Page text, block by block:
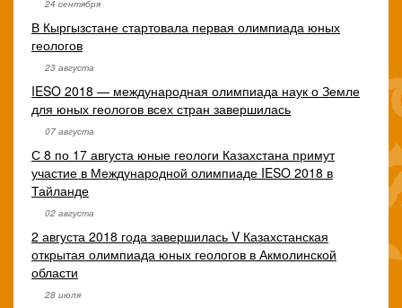
24 сентября
В Кыргызстане стартовала первая олимпиада юных
геологов
23 августа
IESO 2018 — международная олимпиада наук о Земле
для юных геологов всех стран завершилась
07 августа
С 8 по 17 августа юные геологи Казахстана примут
участие в Международной олимпиаде IESO 2018 в
Тайланде
02 августа
2 августа 2018 года завершилась V Казахстанская
открытая олимпиада юных геологов в Акмолинской
области
28 июля